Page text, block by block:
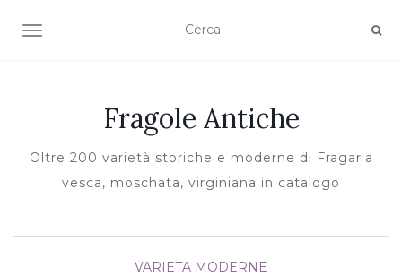
TOGGLE NAVIGATION
Fragole Antiche
Oltre 200 varietà storiche e moderne di Fragaria
vesca, moschata, virginiana in catalogo
VARIETA MODERNE